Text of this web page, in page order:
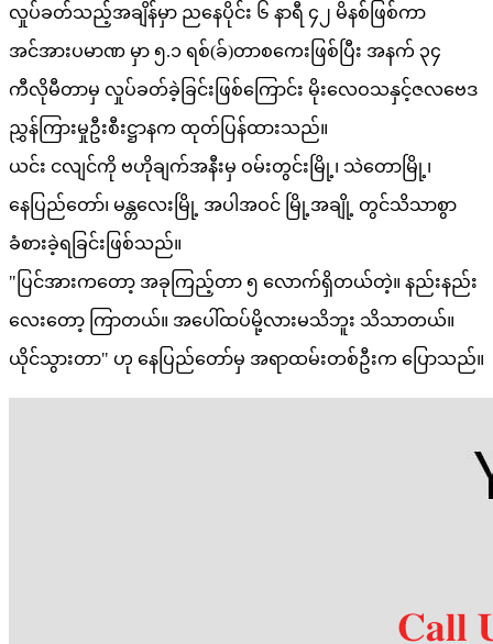
လှုပ်ခတ်သည့်အချိန်မှာ ညနေပိုင်း ၆ နာရီ ၄၂ မိနစ်ဖြစ်ကာ
အင်အားပမာဏ မှာ ၅.၁ ရစ်(ခ်)တာစကေးဖြစ်ပြီး အနက် ၃၄
ကီလိုမီတာမှ လှုပ်ခတ်ခဲ့ခြင်းဖြစ်ကြောင်း မိုးလေဝသနှင့်ဇလဗေဒ
ညွှန်ကြားမှုဦးစီးဋ္ဌာနက ထုတ်ပြန်ထားသည်။
ယင်း ငလျင်ကို ဗဟိုချက်အနီးမှ ဝမ်းတွင်းမြို့၊ သဲတောမြို့၊
နေပြည်တော်၊ မန္တလေးမြို့ အပါအဝင် မြို့အချို့ တွင်သိသာစွာ
ခံစားခဲ့ရခြင်းဖြစ်သည်။
"ပြင်အားက‌တော့ အခုကြည့်တာ ၅ လောက်ရှိတယ်တဲ့။ နည်းနည်း
လေးတော့ ကြာတယ်။ အပေါ်ထပ်မို့လားမသိဘူး သိသာတယ်။
ယိုင်သွားတာ" ဟု နေပြည်တော်မှ အရာထမ်းတစ်ဦးက ပြောသည်။